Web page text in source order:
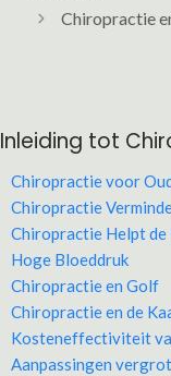
Chiropractie
Inleiding tot
Chiropractie voor
Chiropractie
Chiropractie Helpt de
Hoge Bloeddruk
Chiropractie en Golf
Chiropractie en de
Kosteneffectiviteit
Aanpassingen